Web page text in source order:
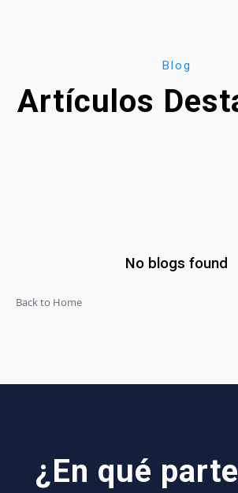
Blog
Artículos
No blogs found
Back to Home
¿En qué